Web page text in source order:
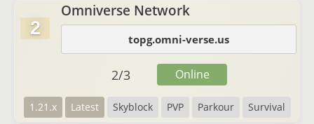
2
Omniverse Network
topg.omni-verse.us
1.21.x Latest Skyblock PVP Parkour Survival
2/3 Online